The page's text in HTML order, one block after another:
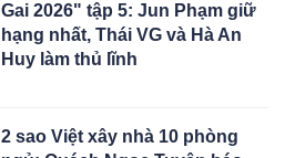
Gai 2026" tập 5: Jun Phạm giữ
hạng nhất, Thái VG và Hà An
Huy làm thủ lĩnh
2 sao Việt xây nhà 10 phòng